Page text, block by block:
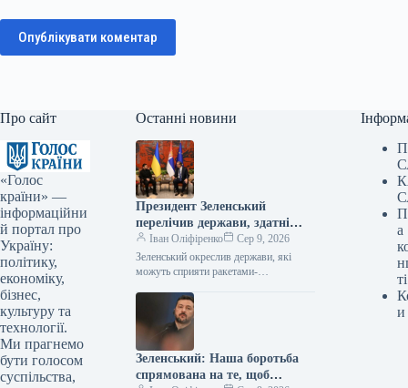
Опублікувати коментар
Про сайт
«Голос
країни» —
інформаційни
й портал про
Україну:
політику,
економіку,
бізнес,
культуру та
технології.
Ми прагнемо
бути голосом
суспільства,
Останні новини
Президент Зеленський
перелічив держави, здатні
надати підтримку у вигляді
ракет-перехоплювачів.
Іван Оліфіренко
Сер 9, 2026
Зеленський окреслив держави, які
можуть сприяти ракетами-
Укрінформ Польща та Німеччина
мають потенціал надавати Україні
ракети-перехоплювачі для систем…
Зеленський: Наша боротьба
спрямована на те, щоб
а
ті
и